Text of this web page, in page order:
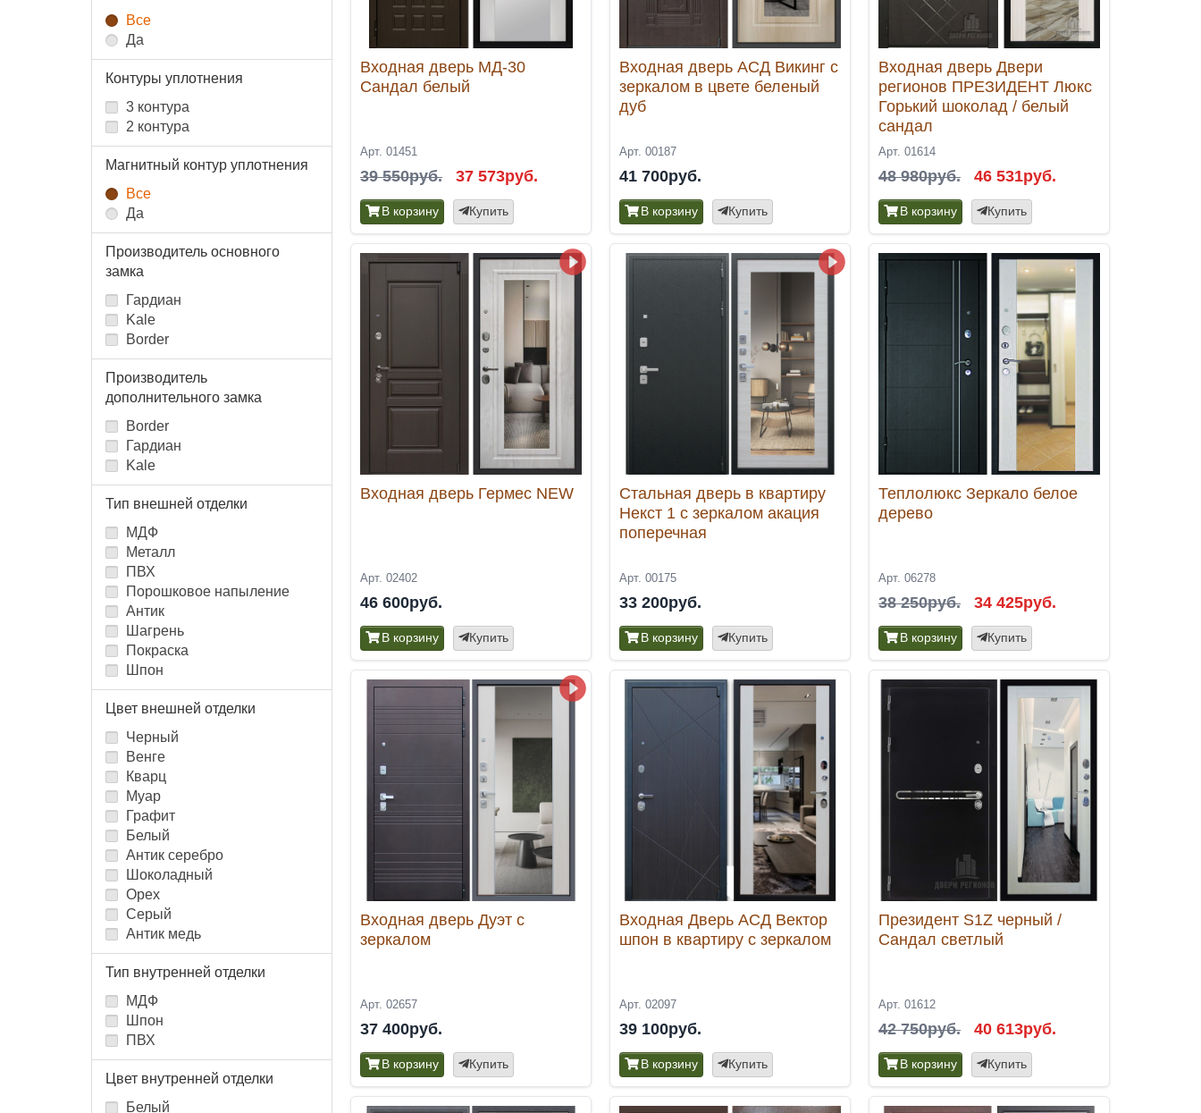
Все
Да
Контуры уплотнения
3 контура
2 контура
Магнитный контур уплотнения
Все
Да
Производитель основного
замка
Гардиан
Kale
Border
Производитель
дополнительного замка
Border
Гардиан
Kale
Тип внешней отделки
МДФ
Металл
ПВХ
Порошковое напыление
Антик
Шагрень
Покраска
Шпон
Цвет внешней отделки
Черный
Венге
Кварц
Муар
Графит
Белый
Антик серебро
Шоколадный
Орех
Серый
Антик медь
Тип внутренней отделки
МДФ
Шпон
ПВХ
Цвет внутренней отделки
Белый
Входная дверь МД-30
Сандал белый
Арт. 01451
39 550руб. 37 573руб.
В корзину Купить
Входная дверь АСД Викинг с
зеркалом в цвете беленый
дуб
Арт. 00187
41 700руб.
В корзину Купить
Входная дверь Двери
регионов ПРЕЗИДЕНТ Люкс
Горький шоколад / белый
сандал
Арт. 01614
48 980руб. 46 531руб.
В корзину Купить
Входная дверь Гермес NEW
Арт. 02402
46 600руб.
В корзину Купить
Стальная дверь в квартиру
Некст 1 с зеркалом акация
поперечная
Арт. 00175
33 200руб.
В корзину Купить
Теплолюкс Зеркало белое
дерево
Арт. 06278
38 250руб. 34 425руб.
В корзину Купить
Входная дверь Дуэт с
зеркалом
Арт. 02657
37 400руб.
В корзину Купить
Входная Дверь АСД Вектор
шпон в квартиру с зеркалом
Арт. 02097
39 100руб.
В корзину Купить
Президент S1Z черный /
Сандал светлый
Арт. 01612
42 750руб. 40 613руб.
В корзину Купить